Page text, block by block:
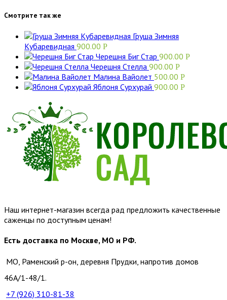
Смотрите так же
Груша Зимняя
Кубаревидная 900.00 Р
Черешня Биг Стар 900.00 Р
Черешня Стелла 900.00 Р
Малина Вайолет 500.00 Р
Яблоня Сурхурай 900.00 Р
Наш интернет-магазин всегда рад предложить качественные
саженцы по доступным ценам!
Есть доставка по Москве, МО и РФ.
МО, Раменский р-он, деревня Прудки, напротив домов
46А/1-48/1.
+7 (926) 310-81-38